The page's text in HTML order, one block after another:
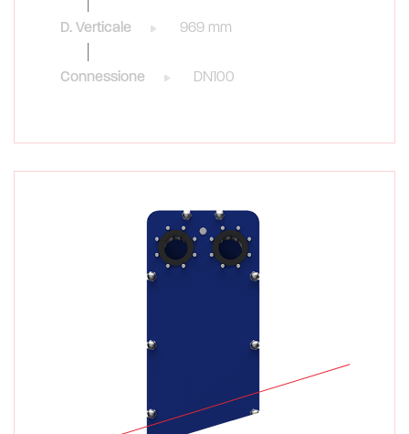
D. Verticale 969 mm
Connessione DN100